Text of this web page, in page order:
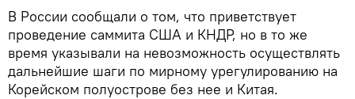
В России сообщали о том, что приветствует
проведение саммита США и КНДР, но в то же
время указывали на невозможность осуществлять
дальнейшие шаги по мирному урегулированию на
Корейском полуострове без нее и Китая.